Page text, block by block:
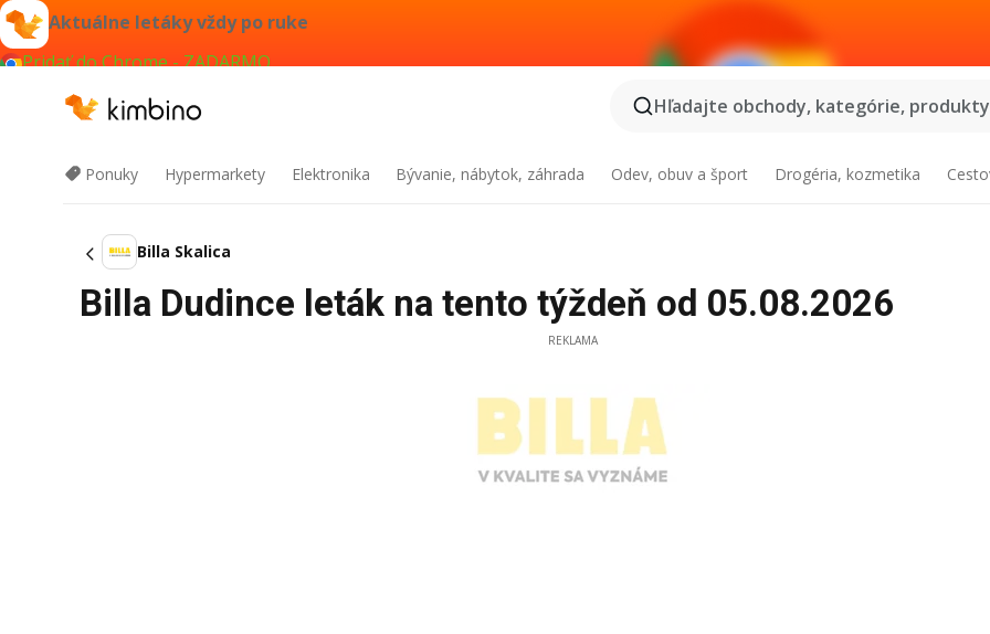
Aktuálne letáky vždy po ruke
Pridať do Chrome - ZADARMO
Hľadajte obchody, kategórie,
Ponuky Hypermarkety Elektronika Bývanie, nábytok, záhrada Odev, obuv a šport Drogéria, kozmetika
Billa Skalica
Billa Dudince leták na tento týždeň od 05.08.2026
REKLAMA